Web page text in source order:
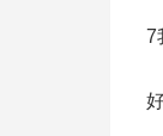
7